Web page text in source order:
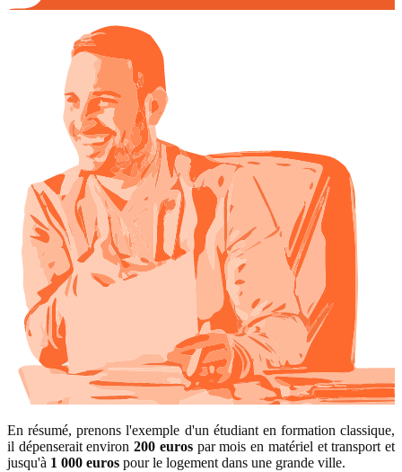
En résumé, prenons l'exemple d'un étudiant en formation classique,
il dépenserait environ200 eurospar mois en matériel et transport et
jusqu'à 1 000 euros pour le logement dans une grande ville.